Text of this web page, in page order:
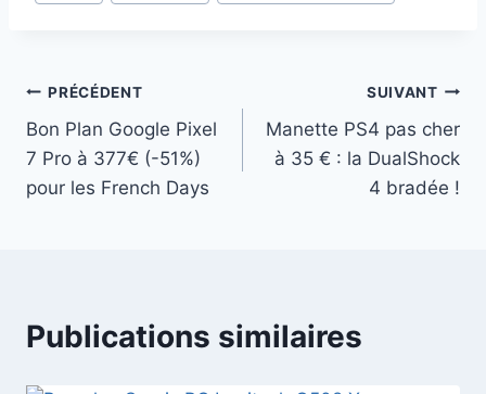
Navigation
de
l’article
PRÉCÉDENT
Bon Plan Google Pixel
7 Pro à 377€ (-51%)
pour les French Days
SUIVANT
Manette PS4 pas cher
à 35 € : la DualShock
4 bradée !
Publications similaires